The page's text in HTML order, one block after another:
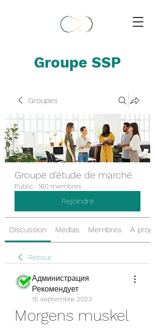
Groupe SSP
Groupes
Groupe d'étude de marché
Public · 160 membres
Rejoindre
Discussion Médias Membres À
Retour
Администрация
Рекомендует
15 septembre 2023
Morgens muskel